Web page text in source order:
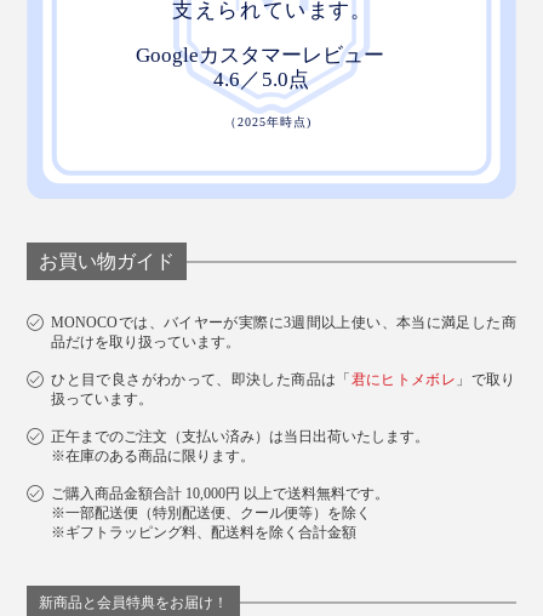
お買い物ガイド
MONOCOでは、バイヤーが実際に3週間以上使い、本当に満足した商
品だけを取り扱っています。
ひと目で良さがわかって、即決した商品は「 君にヒトメボレ 」で取り
扱っています。
正午までのご注文（支払い済み）は当日出荷いたします。
※在庫のある商品に限ります。
ご購入商品金額合計 10,000円 以上で送料無料です。
※一部配送便（特別配送便、クール便等）を除く
※ギフトラッピング料、配送料を除く合計金額
新商品と会員特典をお届け！